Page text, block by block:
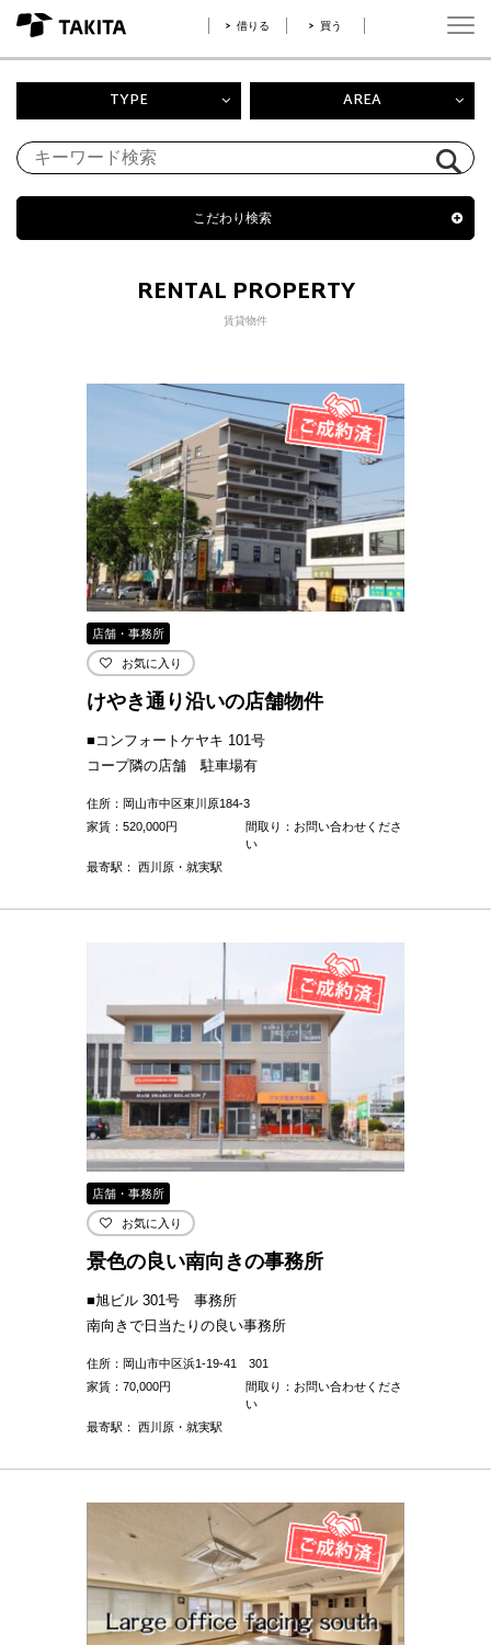
借りる 買う
TYPE AREA
こだわり検索
RENTAL PROPERTY
賃貸物件
店舗・事務所
お気に入り
けやき通り沿いの店舗物件
■コンフォートケヤキ 101号
コープ隣の店舗 駐車場有
住所：岡山市中区東川原184-3
家賃： 520,000円
間取り：お問い合わせくださ
い
最寄駅： 西川原・就実駅
店舗・事務所
お気に入り
景色の良い南向きの事務所
■旭ビル 301号 事務所
南向きで日当たりの良い事務所
住所：岡山市中区浜1-19-41 301
家賃： 70,000円
間取り：お問い合わせくださ
い
最寄駅： 西川原・就実駅